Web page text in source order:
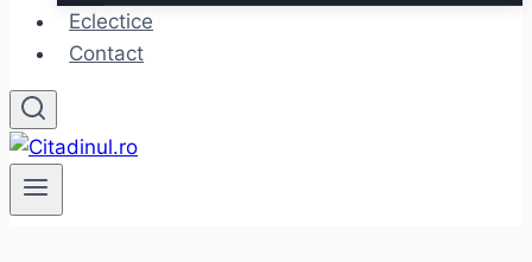
Eclectice
Contact